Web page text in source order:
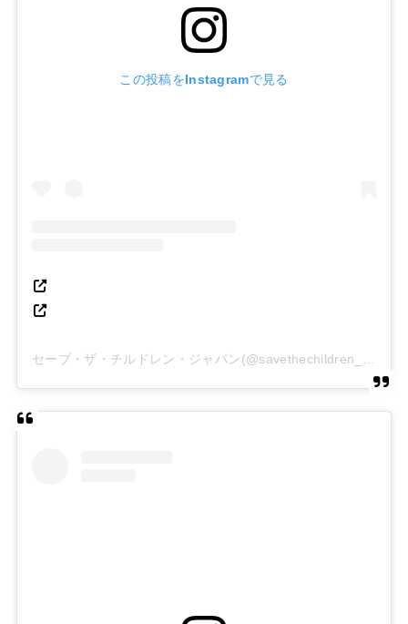
この投稿をInstagramで見る